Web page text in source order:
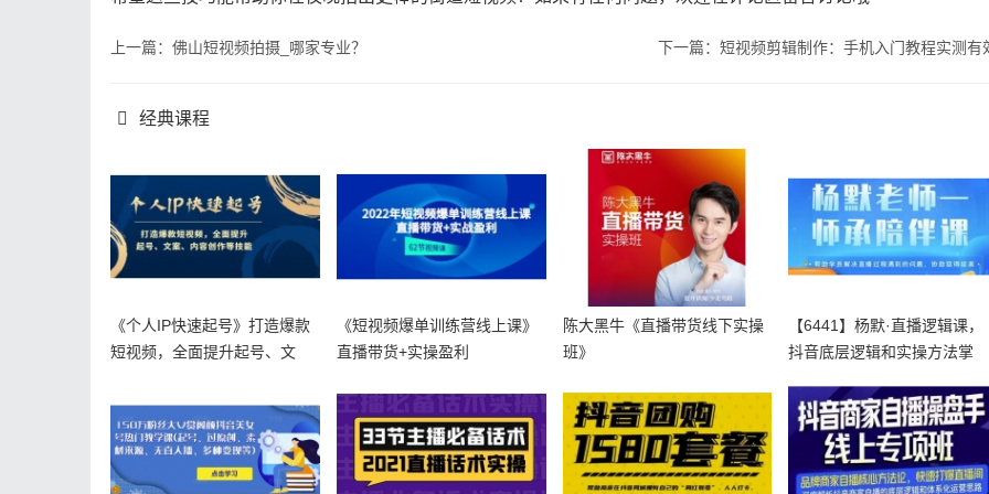
上一篇：佛山短视频拍摄_哪家专业？ 下一篇：短视频剪辑制作：手机入门教程实测有
经典课程
《个人IP快速起号》打造爆款
短视频，全面提升起号、文
《短视频爆单训练营线上课》
直播带货+实操盈利
陈大黑牛《直播带货线下实操
班》
【6441】杨默·直播逻辑课，
抖音底层逻辑和实操方法掌